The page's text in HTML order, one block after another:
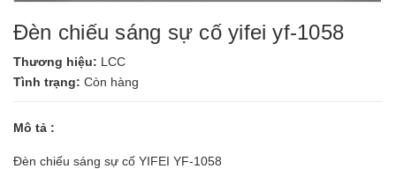
Đèn chiếu sáng sự cố yifei yf-1058
Thương hiệu: LCC
Tình trạng: Còn hàng
Mô tả :
Đèn chiếu sáng sự cố YIFEI YF-1058